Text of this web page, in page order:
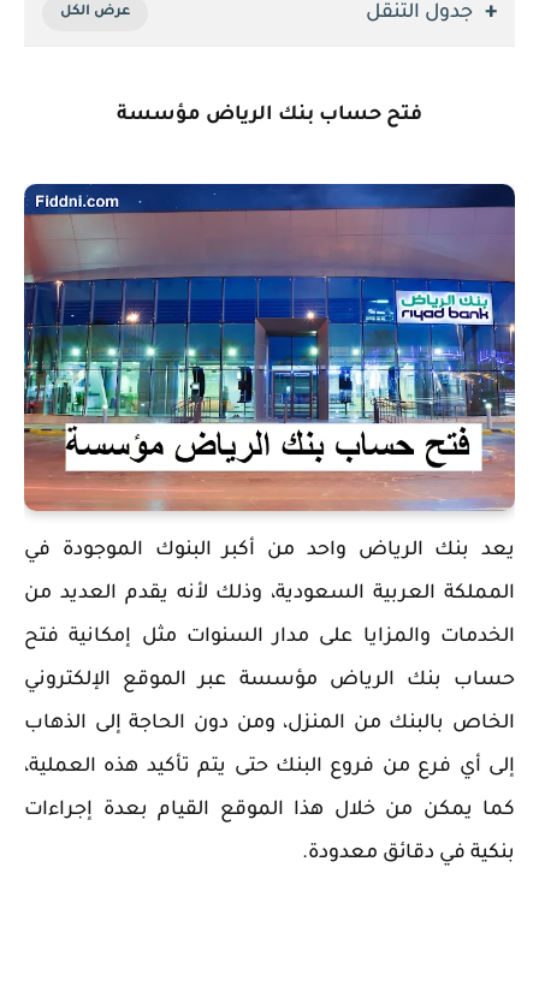
جدول التنقل
فتح حساب بنك الرياض مؤسسة
يعد بنك الرياض واحد من أكبر البنوك الموجودة في
المملكة العربية السعودية، وذلك لأنه يقدم العديد من
الخدمات والمزايا على مدار السنوات مثل إمكانية فتح
حساب بنك الرياض مؤسسة عبر الموقع الإلكتروني
الخاص بالبنك من المنزل، ومن دون الحاجة إلى الذهاب
إلى أي فرع من فروع البنك حتى يتم تأكيد هذه العملية،
كما يمكن من خلال هذا الموقع القيام بعدة إجراءات
بنكية في دقائق معدودة.